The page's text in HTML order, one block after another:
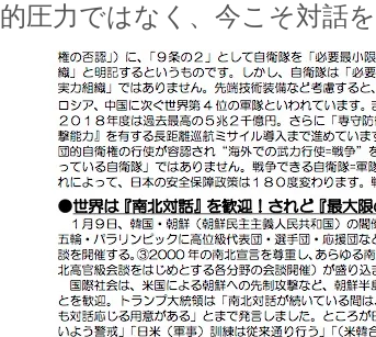
的圧力ではなく、今こそ対話を!